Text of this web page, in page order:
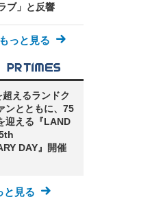
ブ」と反響
っと見る
えるランドク
ンとともに、75
迎える『LAND
DAY』開催
と見る